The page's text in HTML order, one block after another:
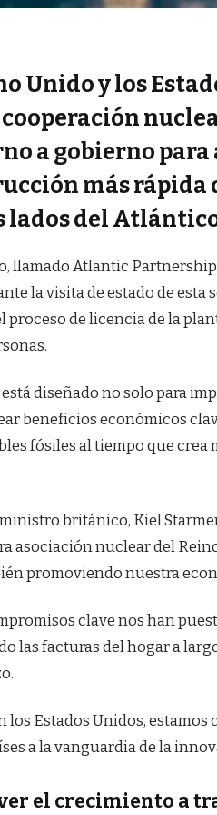
Unido y los
cooperación
a gobierno
más rápida
lados del
llamado Atlantic
la visita de estado de esta
proceso de licencia de la
está diseñado no solo para
beneficios económicos
fósiles al tiempo que crea
británico, Kiel
asociación nuclear del
promoviendo nuestra
clave nos han
las facturas del hogar a
los Estados Unidos,
a la vanguardia de la
el crecimiento a